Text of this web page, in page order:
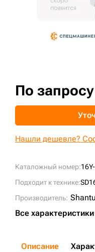
Каталожный номер:
Подходит к технике:
Производитель:
Все характеристики
По запросу
Нашли дешевле?
Описание
sksale@skdst.ru